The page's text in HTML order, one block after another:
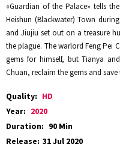
«Guardian of the Palace» tells
Heishun (Blackwater) Town
and Jiujiu set out on a treasure
the plague. The warlord Feng Pei
gems for himself, but Tianya
Chuan, reclaim the gems and save
Quality: HD
Year: 2020
Duration: 90 Min
Release: 31 Jul 2020